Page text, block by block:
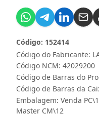
Código do Fabricante:
Código: 152414
Código NCM: 42029200
Código de Barras do
Código de Barras da
Embalagem: Venda PC\1
Master CM\12